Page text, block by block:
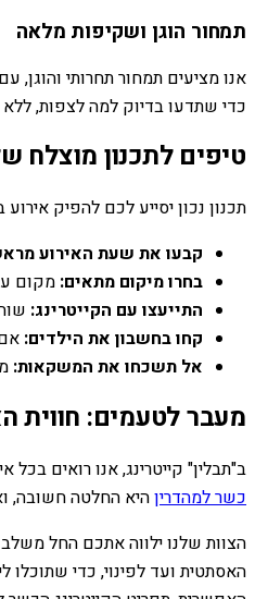
תמחור הוגן ושקיפות מלאה
כדי שתדעו בדיוק למה לצפות,
טיפים לתכנון מוצלח
תכנון נכון יסייע לכם להפיק
קבעו את שעת האירוע
בחרו מיקום מתאים: מקום
התייעצו עם הקייטרינג:
קחו בחשבון את הילדים:
אל תשכחו את המשקאות:
מעבר לטעמים: חווית
ב"תבלין" קייטרינג, אנו רואים
כשר למהדריןהיא החלטה חשובה,
הצוות שלנו ילווה אתכם החל
האסתטית ועד לפינוי, כדי שתוכלו